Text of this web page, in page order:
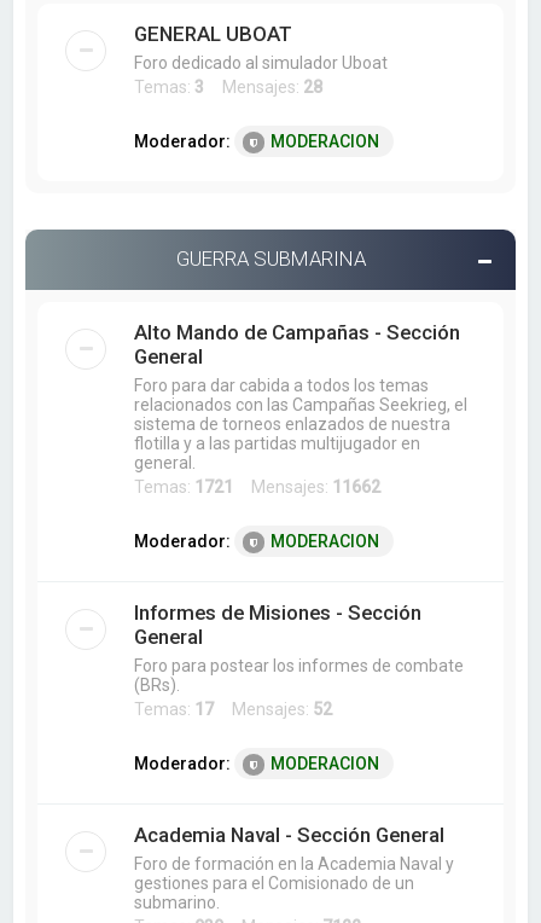
GENERAL UBOAT
Foro dedicado al simulador Uboat
Temas: 3 Mensajes: 28
Moderador: MODERACION
GUERRA SUBMARINA
Alto Mando de Campañas - Sección
General
Foro para dar cabida a todos los temas
relacionados con las Campañas Seekrieg, el
sistema de torneos enlazados de nuestra
flotilla y a las partidas multijugador en
general.
Temas: 1721 Mensajes: 11662
Moderador: MODERACION
Informes de Misiones - Sección
General
Foro para postear los informes de combate
(BRs).
Temas: 17Mensajes: 52
Moderador: MODERACION
Academia Naval - Sección General
Foro de formación en la Academia Naval y
gestiones para el Comisionado de un
submarino.